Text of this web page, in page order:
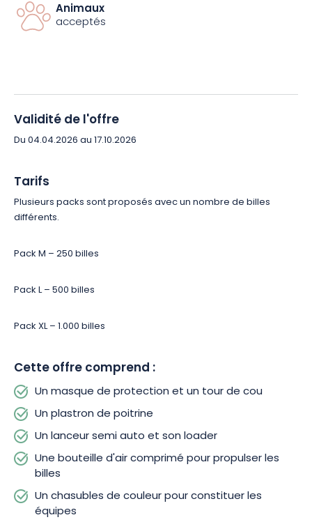
Animaux
acceptés
Validité de l'offre
Du 04.04.2026 au 17.10.2026
Tarifs
Plusieurs packs sont proposés avec un nombre de billes
différents.
Pack M – 250 billes
Pack L – 500 billes
Pack XL – 1.000 billes
Cette offre comprend :
Un masque de protection et un tour de cou
Un plastron de poitrine
Un lanceur semi auto et son loader
Une bouteille d'air comprimé pour propulser les
billes
Un chasubles de couleur pour constituer les
équipes